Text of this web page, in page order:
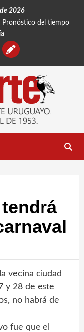
2026
Pronóstico del tiempo
Contáctanos
vecina ciudad
y 28 de este
no habrá de
fue que el